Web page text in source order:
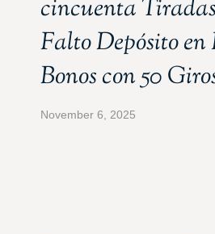
cincuenta
Falto Depósito en
Bonos con 50
November 6, 2025